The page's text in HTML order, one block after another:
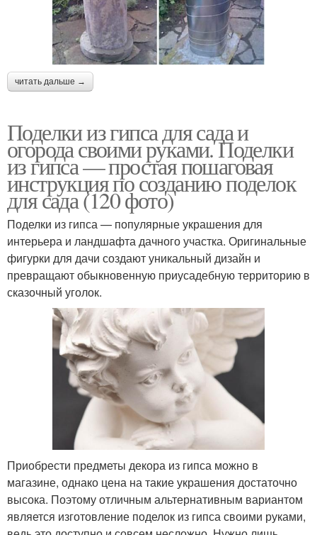
читать дальше →
Поделки из гипса для сада и
огорода своими руками. Поделки
из гипса — простая пошаговая
инструкция по созданию поделок
для сада (120 фото)
Поделки из гипса — популярные украшения для
интерьера и ландшафта дачного участка. Оригинальные
фигурки для дачи создают уникальный дизайн и
превращают обыкновенную приусадебную территорию в
сказочный уголок.
Приобрести предметы декора из гипса можно в
магазине, однако цена на такие украшения достаточно
высока. Поэтому отличным альтернативным вариантом
является изготовление поделок из гипса своими руками,